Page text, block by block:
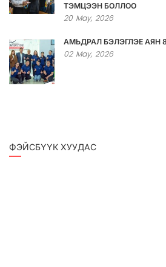
ТЭМЦЭЭН БОЛЛОО
20 May, 2026
АМЬДРАЛ БЭЛЭГЛЭЕ АЯН
02 May, 2026
ФЭЙСБҮҮК ХУУДАС